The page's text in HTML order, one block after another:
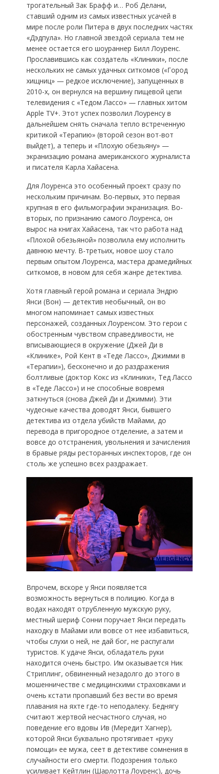
трогательный Зак Брафф и… Роб Делани,
ставший одним из самых известных усачей в
мире после роли Питера в двух последних частях
«Дэдпула». Но главной звездой сериала тем не
менее остается его шоураннер Билл Лоуренс.
Прославившись как создатель «Клиники», после
нескольких не самых удачных ситкомов («Город
хищниц» — редкое исключение), запущенных в
2010-х, он вернулся на вершину пищевой цепи
телевидения с «Тедом Лассо» — главных хитом
Apple TV+. Этот успех позволил Лоуренсу в
дальнейшем снять сначала тепло встреченную
критикой «Терапию» (второй сезон вот-вот
выйдет), а теперь и «Плохую обезьяну» —
экранизацию романа американского журналиста
и писателя Карла Хайасена.
Для Лоуренса это особенный проект сразу по
нескольким причинам. Во-первых, это первая
крупная в его фильмографии экранизация. Во-
вторых, по признанию самого Лоуренса, он
вырос на книгах Хайасена, так что работа над
«Плохой обезьяной» позволила ему исполнить
давнюю мечту. В-третьих, новое шоу стало
первым опытом Лоуренса, мастера драмедийных
ситкомов, в новом для себя жанре детектива.
Хотя главный герой романа и сериала Эндрю
Янси (Вон) — детектив необычный, он во
многом напоминает самых известных
персонажей, созданных Лоуренсом. Это герои с
обостренным чувством справедливости, не
вписывающиеся в окружение (Джей Ди в
«Клинике», Рой Кент в «Теде Лассо», Джимми в
«Терапии»), бесконечно и до раздражения
болтливые (доктор Кокс из «Клиники», Тед Лассо
в «Теде Лассо») и не способные вовремя
заткнуться (снова Джей Ди и Джимми). Эти
чудесные качества доводят Янси, бывшего
детектива из отдела убийств Майами, до
перевода в пригородное отделение, а затем и
вовсе до отстранения, увольнения и зачисления
в бравые ряды ресторанных инспекторов, где он
столь же успешно всех раздражает.
Впрочем, вскоре у Янси появляется
возможность вернуться в полицию. Когда в
водах находят отрубленную мужскую руку,
местный шериф Сонни поручает Янси передать
находку в Майами или вовсе от нее избавиться,
чтобы слухи о ней, не дай бог, не распугали
туристов. К удаче Янси, обладатель руки
находится очень быстро. Им оказывается Ник
Стриплинг, обвиненный незадолго до этого в
мошенничестве с медицинскими страховками и
очень кстати пропавший без вести во время
плавания на яхте где-то неподалеку. Беднягу
считают жертвой несчастного случая, но
поведение его вдовы Ив (Мередит Хагнер),
которой Янси буквально протягивает «руку
помощи» ее мужа, сеет в детективе сомнения в
случайности его смерти. Подозрения только
усиливает Кейтлин (Шарлотта Лоуренс), дочь